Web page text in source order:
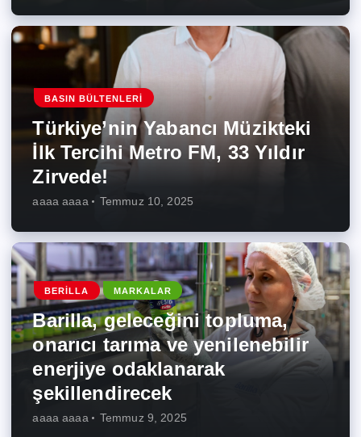
BASIN BÜLTENLERI
Türkiye’nin Yabancı Müzikteki
İlk Tercihi Metro FM, 33 Yıldır
Zirvede!
aaaa aaaa Temmuz 10, 2025
BERILLA MARKALAR
Barilla, geleceğini topluma,
onarıcı tarıma ve yenilenebilir
enerjiye odaklanarak
şekillendirecek
aaaa aaaa Temmuz 9, 2025